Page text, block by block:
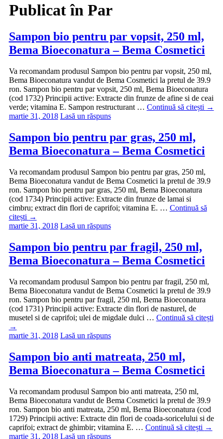
Publicat în Par
Sampon bio pentru par vopsit, 250 ml,
Bema Bioeconatura – Bema Cosmetici
Va recomandam produsul Sampon bio pentru par vopsit, 250 ml,
Bema Bioeconatura vandut de Bema Cosmetici la pretul de 39.9
ron. Sampon bio pentru par vopsit, 250 ml, Bema Bioeconatura
(cod 1732) Principii active: Extracte din frunze de afine si de ceai
verde; vitamina E. Sampon restructurant … Continuă să citești →
martie 31, 2018 Lasă un răspuns
Sampon bio pentru par gras, 250 ml,
Bema Bioeconatura – Bema Cosmetici
Va recomandam produsul Sampon bio pentru par gras, 250 ml,
Bema Bioeconatura vandut de Bema Cosmetici la pretul de 39.9
ron. Sampon bio pentru par gras, 250 ml, Bema Bioeconatura
(cod 1734) Principii active: Extracte din frunze de lamai si
cimbru; extract din flori de caprifoi; vitamina E. … Continuă să
citești →
martie 31, 2018 Lasă un răspuns
Sampon bio pentru par fragil, 250 ml,
Bema Bioeconatura – Bema Cosmetici
Va recomandam produsul Sampon bio pentru par fragil, 250 ml,
Bema Bioeconatura vandut de Bema Cosmetici la pretul de 39.9
ron. Sampon bio pentru par fragil, 250 ml, Bema Bioeconatura
(cod 1731) Principii active: Extracte din flori de nasturel, de
musetel si de caprifoi; ulei de migdale dulci … Continuă să citești
→
martie 31, 2018 Lasă un răspuns
Sampon bio anti matreata, 250 ml,
Bema Bioeconatura – Bema Cosmetici
Va recomandam produsul Sampon bio anti matreata, 250 ml,
Bema Bioeconatura vandut de Bema Cosmetici la pretul de 39.9
ron. Sampon bio anti matreata, 250 ml, Bema Bioeconatura (cod
1729) Principii active: Extracte din flori de coada-soricelului si de
caprifoi; extract de ghimbir; vitamina E. … Continuă să citești →
martie 31, 2018 Lasă un răspuns